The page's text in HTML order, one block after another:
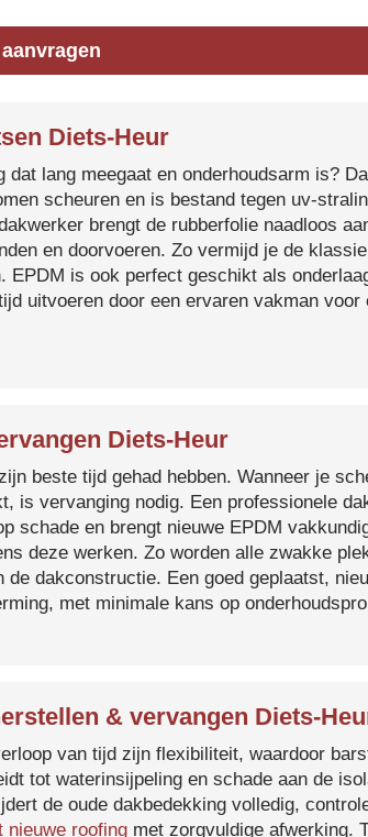
Diets-Heur
dat lang meegaat en onderhoudsarm is?
scheuren en is bestand tegen uv-
brengt de rubberfolie naadloos
en doorvoeren. Zo vermijd je de
EPDM is ook perfect geschikt als
uitvoeren door een ervaren vakman voor
Diets-Heur
beste tijd gehad hebben. Wanneer je
is vervanging nodig. Een professionele
schade en brengt nieuwe EPDM
deze werken. Zo worden alle zwakke
dakconstructie. Een goed geplaatst,
met minimale kans op
& vervangen Diets-
van tijd zijn flexibiliteit, waardoor
tot waterinsijpeling en schade aan de
de oude dakbedekking volledig,
nieuwe roofing met zorgvuldige afwerking.